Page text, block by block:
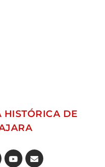
HISTÓRICA DE